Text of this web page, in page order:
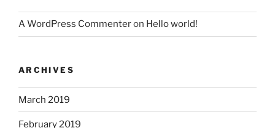
A WordPress Commenteron Hello world!
ARCHIVES
March 2019
February 2019